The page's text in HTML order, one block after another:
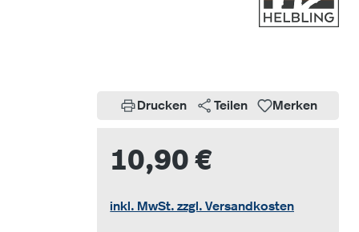
Drucken
Teilen Merken
10,90 €
inkl. MwSt. zzgl. Versandkosten